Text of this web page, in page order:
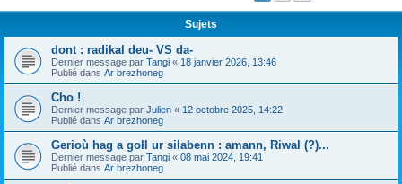
c
Sujets
dont : radikal deu- VS da-
Dernier message par Tangi « 18 janvier 2026, 13:46
Publié dans Ar brezhoneg
Cho !
Dernier message par Julien « 12 octobre 2025, 14:22
Publié dans Ar brezhoneg
Gerioù hag a goll ur silabenn : amann, Riwal (?)...
Dernier message par Tangi « 08 mai 2024, 19:41
Publié dans Ar brezhoneg